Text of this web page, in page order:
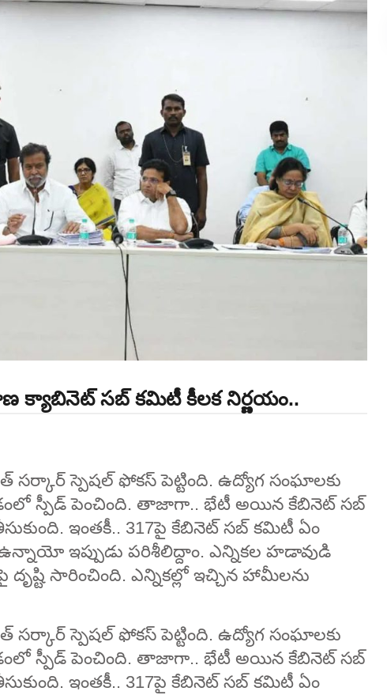
క్యాబినెట్ సబ్ కమిటీ కీలక నిర్ణయం..
స్పెషల్‌ ఫోకస్‌ పెట్టింది. ఉద్యోగ సంఘాలకు
స్పీడ్‌ పెంచింది. తాజాగా.. భేటీ అయిన కేబినెట్‌ సబ్
ఇంతకీ.. 317పై కేబినెట్‌ సబ్‌ కమిటీ ఏం
ఇప్పుడు పరిశీలిద్దాం. ఎన్నికల హడావుడి
సారించింది. ఎన్నికల్లో ఇచ్చిన హామీలను
స్పెషల్‌ ఫోకస్‌ పెట్టింది. ఉద్యోగ సంఘాలకు
స్పీడ్‌ పెంచింది. తాజాగా.. భేటీ అయిన కేబినెట్‌ సబ్
ఇంతకీ.. 317పై కేబినెట్‌ సబ్‌ కమిటీ ఏం